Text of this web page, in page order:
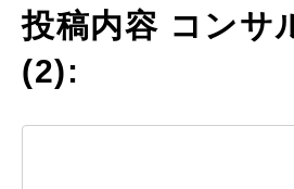
投稿内容 コンサ
(2):